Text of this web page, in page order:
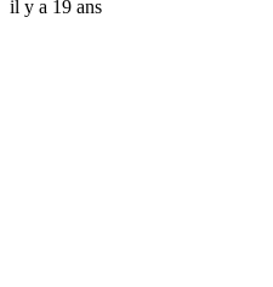
il y a 19 ans